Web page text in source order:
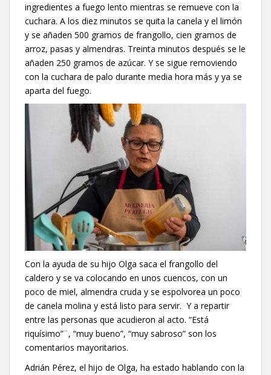
ingredientes a fuego lento mientras se remueve con la
cuchara. A los diez minutos se quita la canela y el limón
y se añaden 500 gramos de frangollo, cien gramos de
arroz, pasas y almendras. Treinta minutos después se le
añaden 250 gramos de azúcar. Y se sigue removiendo
con la cuchara de palo durante media hora más y ya se
aparta del fuego.
Con la ayuda de su hijo Olga saca el frangollo del
caldero y se va colocando en unos cuencos, con un
poco de miel, almendra cruda y se espolvorea un poco
de canela molina y está listo para servir. Y a repartir
entre las personas que acudieron al acto. “Está
riquísimo”¨, “muy bueno”, “muy sabroso” son los
comentarios mayoritarios.
Adrián Pérez, el hijo de Olga, ha estado hablando con la